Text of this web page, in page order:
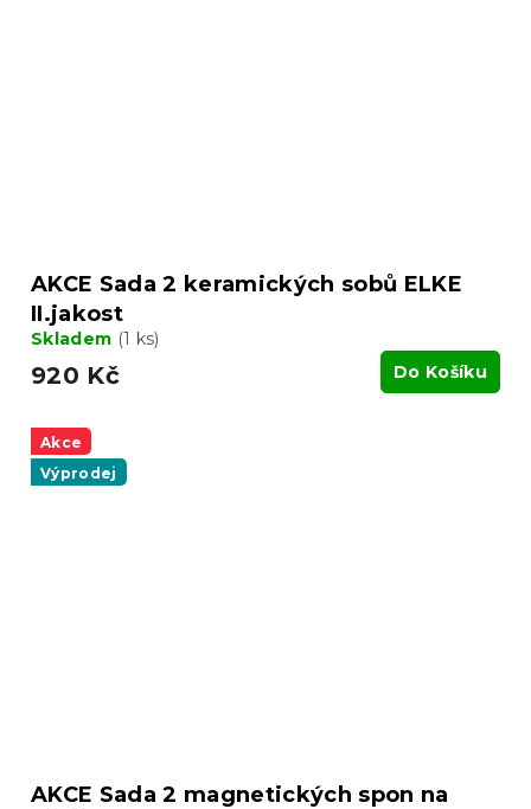
AKCE Sada 2 keramických sobů ELKE
II.jakost
Skladem (1 ks)
920 Kč Do Košíku
Akce
Výprodej
AKCE Sada 2 magnetických spon na